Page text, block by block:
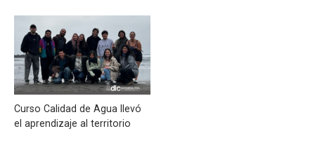
Curso Calidad de Agua llevó
el aprendizaje al territorio